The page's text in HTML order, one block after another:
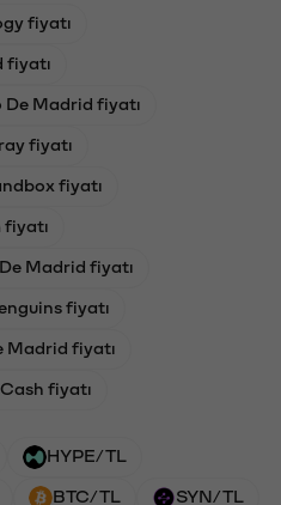
fiyatı
fiyatı
Madrid fiyatı
fiyatı
fiyatı
fiyatı
Madrid fiyatı
fiyatı
Madrid fiyatı
fiyatı
HYPE/TL
BTC/TL SYN/TL